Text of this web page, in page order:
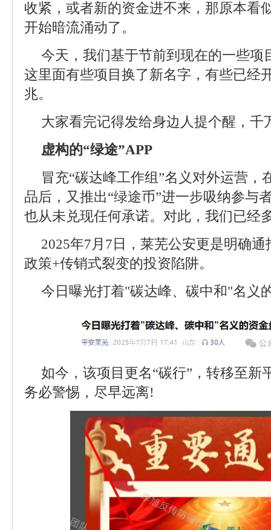
收紧，或者新的资金进不来，那原本看
开始暗流涌动了。
今天，我们基于节前到现在的一些项
这里面有些项目换了新名字，有些已经
兆。
大家看完记得发给身边人提个醒，千
虚构的“绿途”APP
冒充“碳达峰工作组”名义对外运营，
品后，又推出“绿途币”进一步吸纳参与
也从未兑现任何承诺。对此，我们已经
2025年7月7日，莱芜公安更是明确
政策+传销式裂变的投资陷阱。
今日曝光打着"碳达峰、碳中和"名义
如今，该项目更名“碳行”，转移至新
务必警惕，尽早远离!